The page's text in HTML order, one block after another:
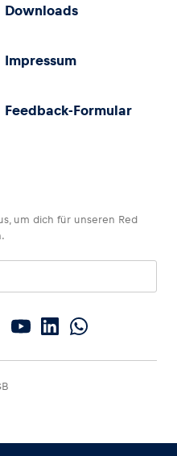
Downloads
Impressum
Feedback-Formular
um dich für unseren Red